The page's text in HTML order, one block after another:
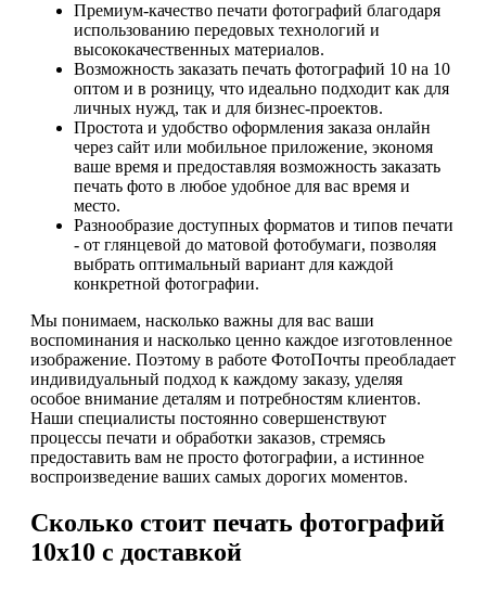
Премиум-качество печати фотографий благодаря
использованию передовых технологий и
высококачественных материалов.
Возможность заказать печать фотографий 10 на 10
оптом и в розницу, что идеально подходит как для
личных нужд, так и для бизнес-проектов.
Простота и удобство оформления заказа онлайн
через сайт или мобильное приложение, экономя
ваше время и предоставляя возможность заказать
печать фото в любое удобное для вас время и
место.
Разнообразие доступных форматов и типов печати
- от глянцевой до матовой фотобумаги, позволяя
выбрать оптимальный вариант для каждой
конкретной фотографии.
Мы понимаем, насколько важны для вас ваши
воспоминания и насколько ценно каждое изготовленное
изображение. Поэтому в работе ФотоПочты преобладает
индивидуальный подход к каждому заказу, уделяя
особое внимание деталям и потребностям клиентов.
Наши специалисты постоянно совершенствуют
процессы печати и обработки заказов, стремясь
предоставить вам не просто фотографии, а истинное
воспроизведение ваших самых дорогих моментов.
Сколько стоит печать фотографий
10х10 с доставкой